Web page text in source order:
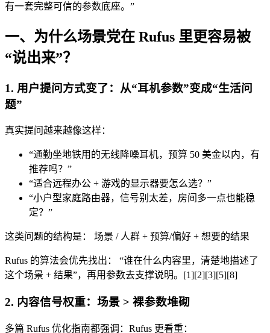
有一套完整可信的参数底座。”
一、为什么场景党在 Rufus 里更容易被
“说出来”？
1. 用户提问方式变了：从“耳机参数”变成“生活问
题”
真实提问越来越像这样：
“通勤坐地铁用的无线降噪耳机，预算 50 美金以内，有
推荐吗？”
“适合远程办公 + 游戏的显示器要怎么选？”
“小户型家庭路由器，信号别太差，房间多一点也能稳
定？”
这类问题的结构是： 场景 / 人群 + 预算/偏好 + 想要的结果
Rufus 的算法会优先找出： “谁在什么内容里，清楚地描述了
这个场景 + 结果”，再用参数去支撑说明。[1][2][3][5][8]
2. 内容信号权重：场景 > 裸参数堆砌
多篇 Rufus 优化指南都强调：Rufus 更看重：